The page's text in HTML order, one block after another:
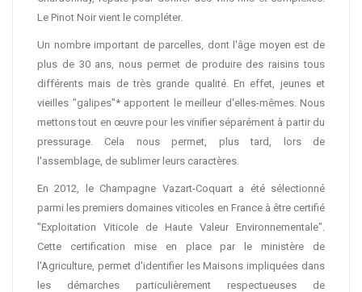
Le Pinot Noir vient le compléter.
Un nombre important de parcelles, dont l'âge moyen est de
plus de 30 ans, nous permet de produire des raisins tous
différents mais de très grande qualité. En effet, jeunes et
vieilles "galipes"* apportent le meilleur d'elles-mêmes. Nous
mettons tout en œuvre pour les vinifier séparément à partir du
pressurage. Cela nous permet, plus tard, lors de
l'assemblage, de sublimer leurs caractères.
En 2012, le Champagne Vazart-Coquart a été sélectionné
parmi les premiers domaines viticoles en France à être certifié
"Exploitation Viticole de Haute Valeur Environnementale".
Cette certification mise en place par le ministère de
l'Agriculture, permet d'identifier les Maisons impliquées dans
les démarches particulièrement respectueuses de